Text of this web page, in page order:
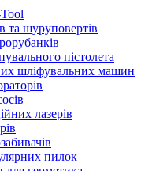
та шуруповертів
пістолета
шліфувальних машин
лазерів
пилок